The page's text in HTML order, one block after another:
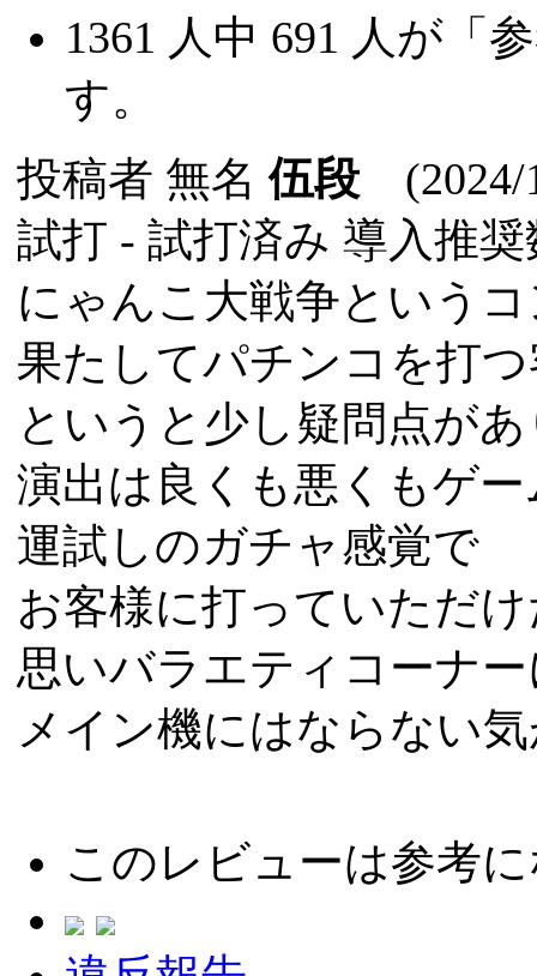
1361 人中 691 人が「
す。
投稿者 無名 伍段 (2024/
試打 - 試打済み 導入推
にゃんこ大戦争という
果たしてパチンコを打
というと少し疑問点が
演出は良くも悪くもゲ
運試しのガチャ感覚で
お客様に打っていただ
思いバラエティコーナ
メイン機にはならない
このレビューは参考